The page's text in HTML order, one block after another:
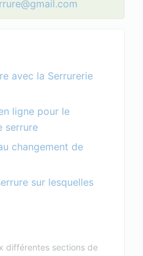
avec la Serrurerie
ligne pour le
serrure
changement de
sur lesquelles
différentes sections de